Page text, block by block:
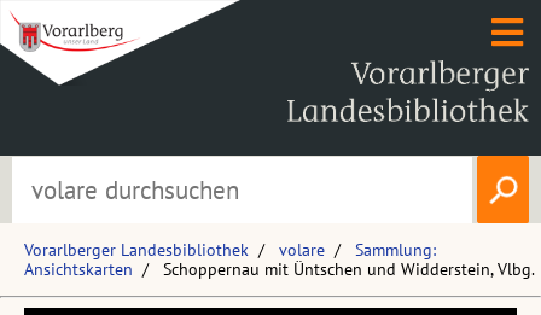
Vorarlberger Landesbibliothek volare
Sammlung:
Ansichtskarten
Schoppernau mit Üntschen und Widderstein, Vlbg.